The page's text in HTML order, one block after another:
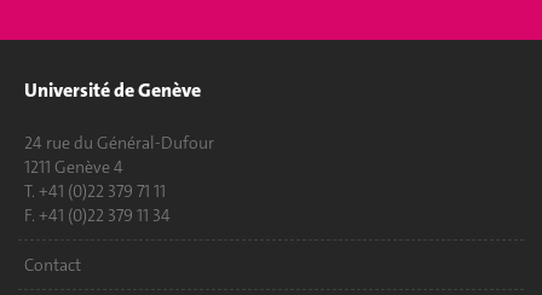
Université de Genève
24 rue du Général-Dufour
1211 Genève 4
T. +41 (0)22 379 71 11
F. +41 (0)22 379 11 34
Contact